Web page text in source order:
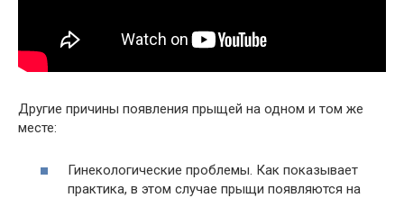
Другие причины появления прыщей на одном и том же
месте:
Гинекологические проблемы. Как показывает
практика, в этом случае прыщи появляются на